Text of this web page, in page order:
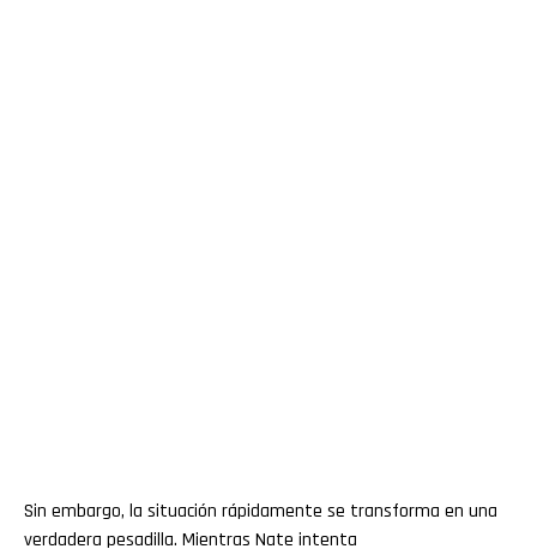
Sin embargo, la situación rápidamente se transforma en una
verdadera pesadilla. Mientras Nate intenta